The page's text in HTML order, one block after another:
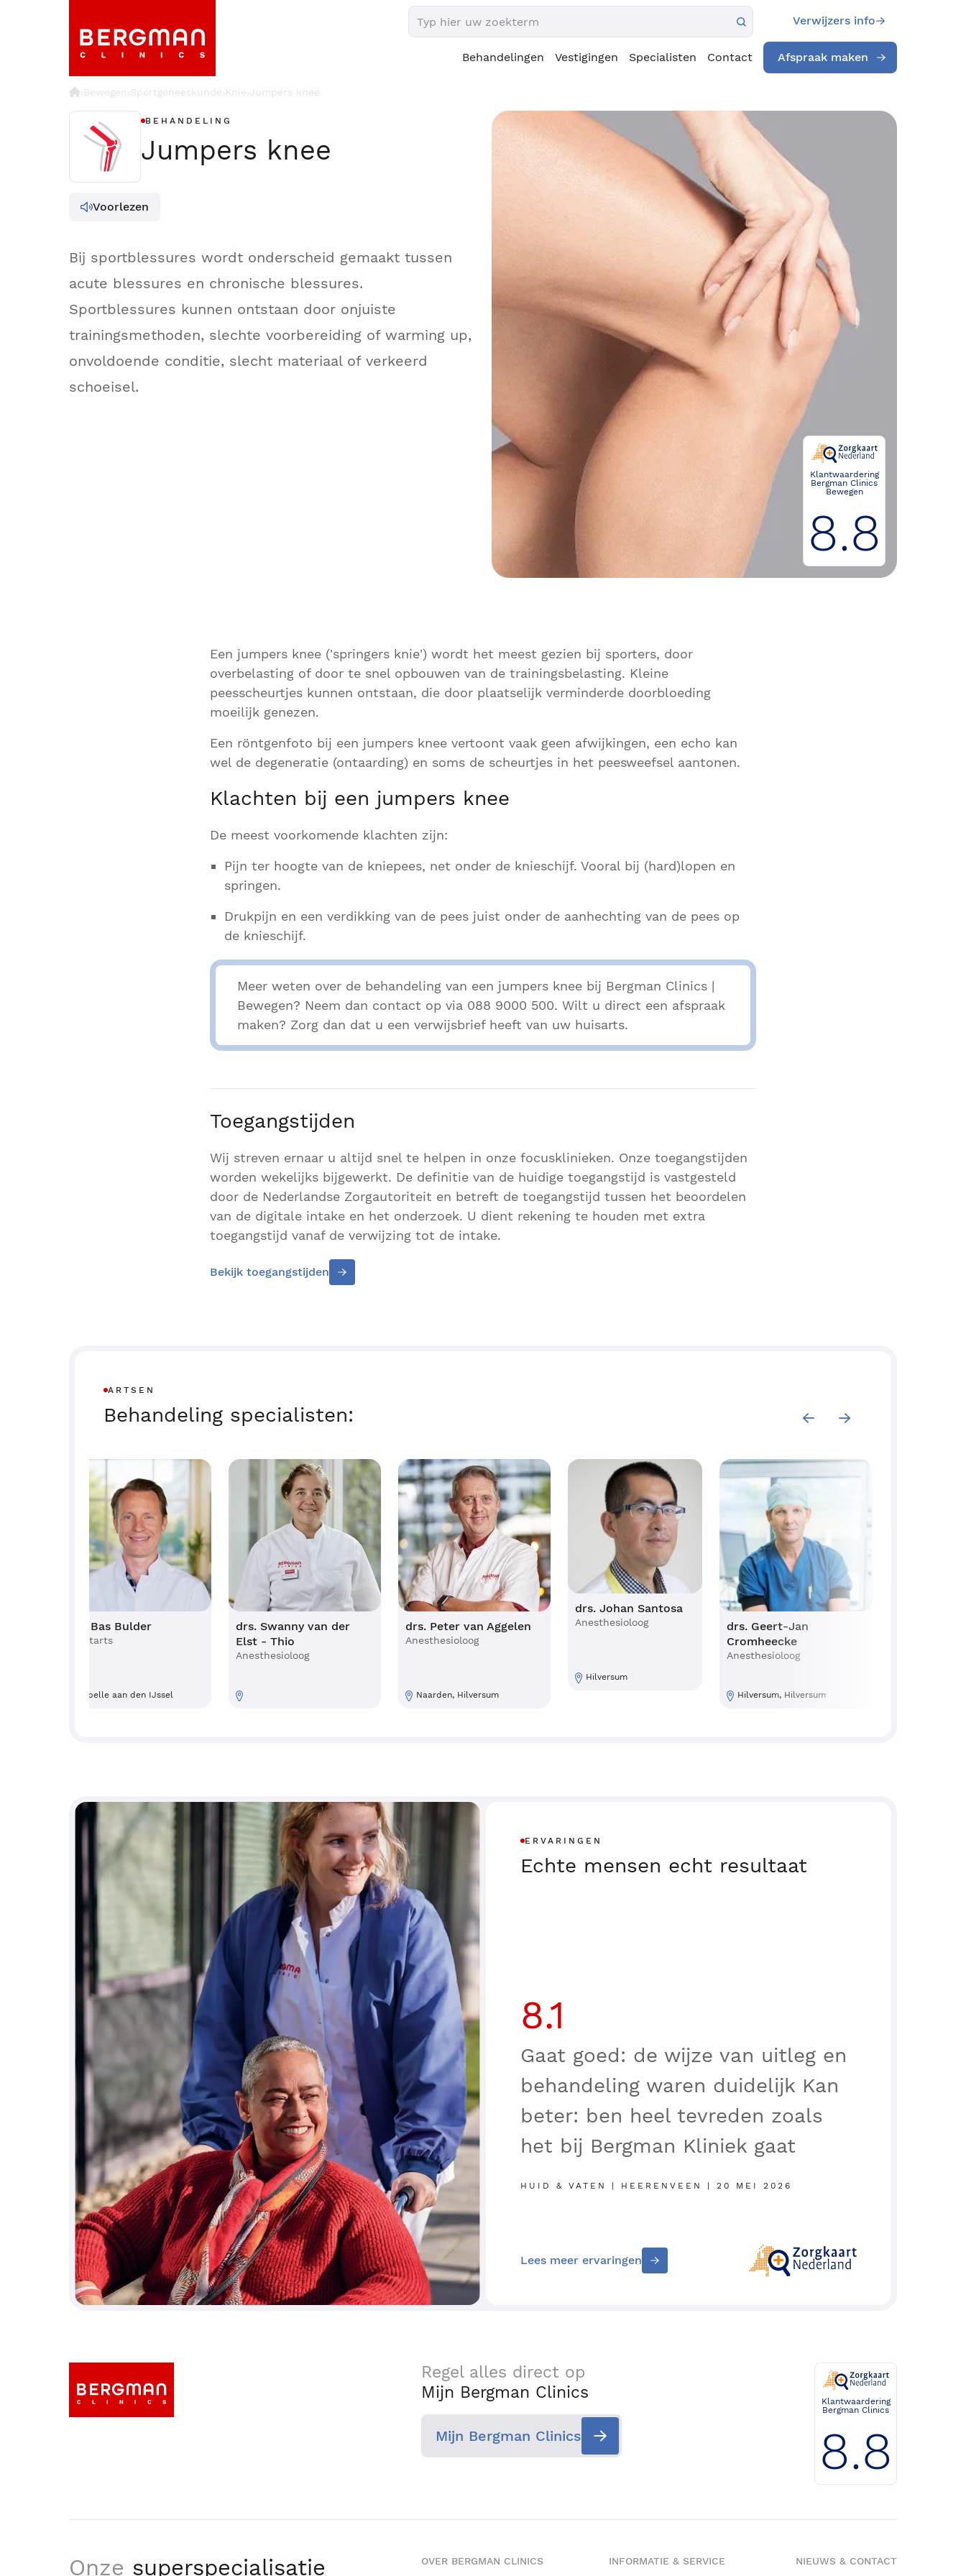
Verwijzers info
Behandelingen Vestigingen Specialisten Contact Afspraak maken
›Bewegen›Sportgeneeskunde›Knie›Jumpers knee
BEHANDELING
Jumpers knee
Voorlezen
Bij sportblessures wordt onderscheid gemaakt tussen
acute blessures en chronische blessures.
Sportblessures kunnen ontstaan door onjuiste
trainingsmethoden, slechte voorbereiding of warming up,
onvoldoende conditie, slecht materiaal of verkeerd
schoeisel.
Klantwaardering
Bergman Clinics
Bewegen
8.8
Een jumpers knee ('springers knie') wordt het meest gezien bij sporters, door
overbelasting of door te snel opbouwen van de trainingsbelasting. Kleine
peesscheurtjes kunnen ontstaan, die door plaatselijk verminderde doorbloeding
moeilijk genezen.
Een röntgenfoto bij een jumpers knee vertoont vaak geen afwijkingen, een echo kan
wel de degeneratie (ontaarding) en soms de scheurtjes in het peesweefsel aantonen.
Klachten bij een jumpers knee
De meest voorkomende klachten zijn:
Pijn ter hoogte van de kniepees, net onder de knieschijf. Vooral bij (hard)lopen en
springen.
Drukpijn en een verdikking van de pees juist onder de aanhechting van de pees op
de knieschijf.
Meer weten over de behandeling van een jumpers knee bij Bergman Clinics |
Bewegen? Neem dan contact op via 088 9000 500. Wilt u direct een afspraak
maken? Zorg dan dat u een verwijsbrief heeft van uw huisarts.
Toegangstijden
Wij streven ernaar u altijd snel te helpen in onze focusklinieken. Onze toegangstijden
worden wekelijks bijgewerkt. De definitie van de huidige toegangstijd is vastgesteld
door de Nederlandse Zorgautoriteit en betreft de toegangstijd tussen het beoordelen
van de digitale intake en het onderzoek. U dient rekening te houden met extra
toegangstijd vanaf de verwijzing tot de intake.
Bekijk toegangstijden
ARTSEN
Behandeling specialisten:
drs. Bas Bulder
Sportarts
Capelle aan den IJssel
drs. Swanny van der
Elst - Thio
Anesthesioloog
drs. Peter van Aggelen
Anesthesioloog
Naarden, Hilversum
drs. Johan Santosa
Anesthesioloog
Hilversum
drs. Geert-Jan
Cromheecke
Anesthesioloog
Hilversum, Hilversum
ERVARINGEN
Echte mensen echt resultaat
8.1
Gaat goed: de wijze van uitleg en
behandeling waren duidelijk Kan
beter: ben heel tevreden zoals
het bij Bergman Kliniek gaat
HUID & VATEN | HEERENVEEN | 20 MEI 2026
Lees meer ervaringen
Regel alles direct op
Mijn Bergman Clinics
Mijn Bergman Clinics
Klantwaardering
Bergman Clinics
8.8
Onze superspecialisatie OVER BERGMAN CLINICS INFORMATIE & SERVICE NIEUWS & CONTACT